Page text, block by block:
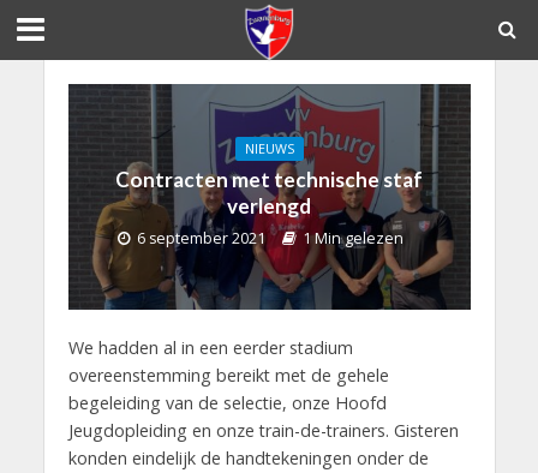
NIEUWS
Contracten met technische staf
verlengd
6 september 2021 1 Min gelezen
We hadden al in een eerder stadium
overeenstemming bereikt met de gehele
begeleiding van de selectie, onze Hoofd
Jeugdopleiding en onze train-de-trainers. Gisteren
konden eindelijk de handtekeningen onder de